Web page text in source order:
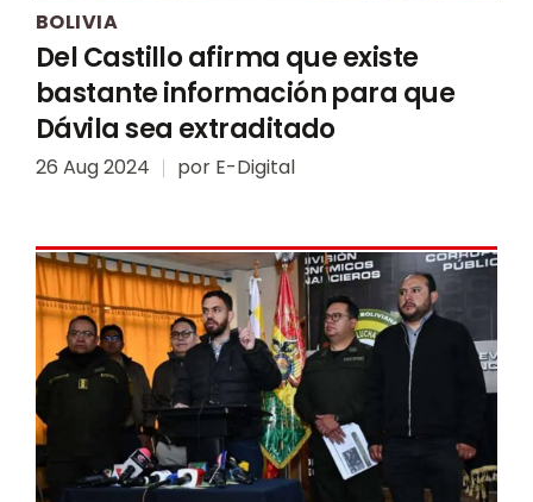
BOLIVIA
Del Castillo afirma que existe
bastante información para que
Dávila sea extraditado
26 Aug 2024 por E-Digital